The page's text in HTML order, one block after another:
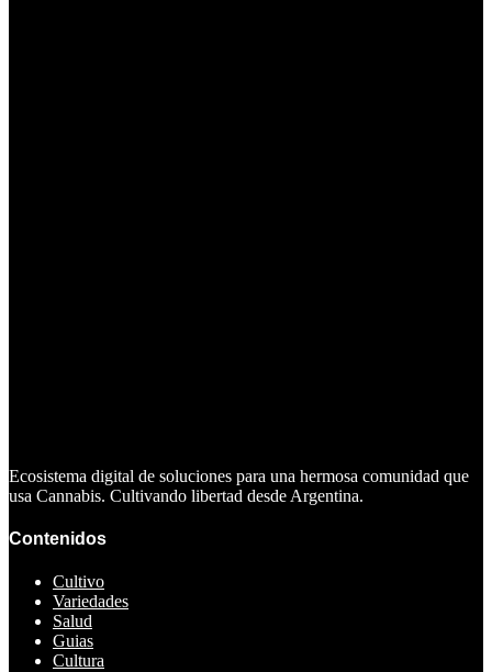
Ecosistema digital de soluciones para una hermosa comunidad que
usa Cannabis. Cultivando libertad desde Argentina.
Contenidos
Cultivo
Variedades
Salud
Guias
Cultura